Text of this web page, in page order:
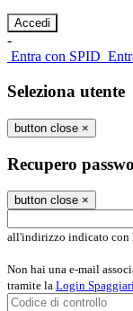
-
Entra con SPID
Seleziona utente
button close ×
Recupero
button close ×
all'indirizzo indicato con
Non hai una e-mail
tramite la Login